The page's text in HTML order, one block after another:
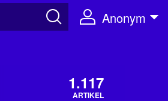
Anonym
1.117
ARTIKEL